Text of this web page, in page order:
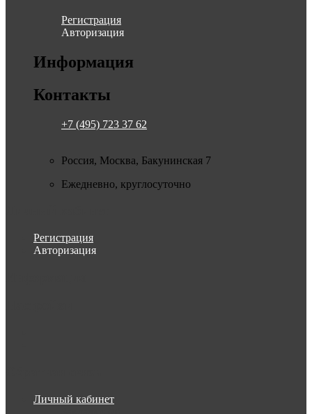
Регистрация
Авторизация
Информация
Контакты
+7 (495) 723 37 62
Россия, Москва, Бакунинская 7
Ежедневно, круглосуточно
Регистрация
Авторизация
Личный кабинет